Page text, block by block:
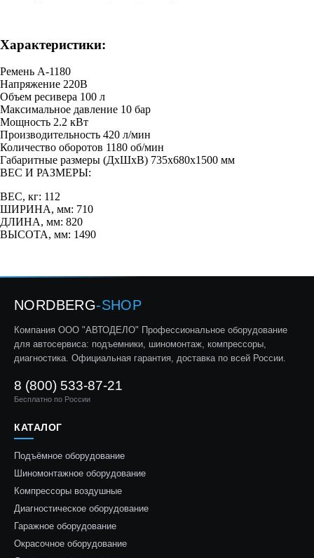
Характеристики:
Ремень А-1180
Напряжение 220В
Объем ресивера 100 л
Максимальное давление 10 бар
Мощность 2.2 кВт
Производительность 420 л/мин
Количество оборотов 1180 об/мин
Габаритные размеры (ДхШхВ) 735x680x1500 мм
ВЕС И РАЗМЕРЫ:
ВЕС, кг: 112
ШИРИНА, мм: 710
ДЛИНА, мм: 820
ВЫСОТА, мм: 1490
NORDBERG-SHOP
Компания ООО "АВТОДЕЛО" Профессиональное оборудование
для автосервиса: подъемники, шиномонтаж, компрессоры,
диагностика. Официальная гарантия, доставка по всей России.
8 (800) 533-87-21
Бесплатно по России
КАТАЛОГ
Подъёмное оборудование
Шиномонтажное оборудование
Компрессоры воздушные
Диагностическое оборудование
Гаражное оборудование
Окрасочное оборудование